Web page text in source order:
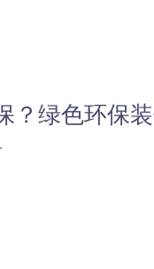
？绿色环保